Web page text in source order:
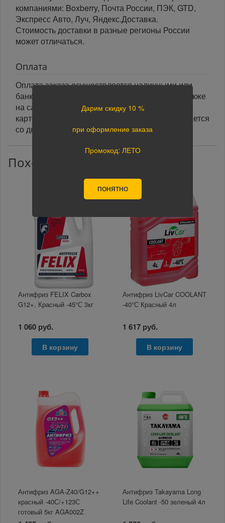
компаниями: Boxberry, Почта России, ПЭК, GTD,
Экспресс Авто, Луч, Яндекс.Доставка.
Стоимость доставки в разные регионы России
может отличаться.
Оплата
Оплата заказа осуществляется наличными или
банковской картой курьеру при получении, а также
на сайте при оформлении заказа. При оплате
картой на сайте указанный срок доставки считается
со дня поступления оплаты.
Похожие товары
Антифриз FELIX Carbox
G12+, Красный -45°С 3кг
1 060 руб.
В корзину
Антифриз LivCar COOLANT
-40°С Красный 4л
1 617 руб.
В корзину
Антифриз AGA-Z40/G12++
красный -40С/+123С
готовый 5кг AGA002Z
Антифриз Takayama Long
Life Coolant -50 зеленый 4л
Дарим скидку 10 %
при оформление заказа
Промокод: ЛЕТО
ПОНЯТНО